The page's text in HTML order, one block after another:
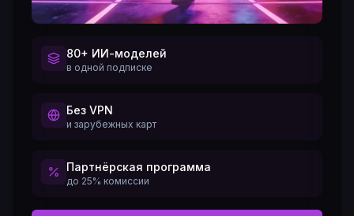
80+ ИИ-моделей
в одной подписке
Без VPN
и зарубежных карт
Партнёрская программа
до 25% комиссии